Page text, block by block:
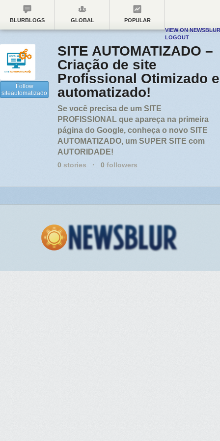
BLURBLOGS GLOBAL
POPULAR
VIEW ON NEWSBLUR
LOGOUT
Follow
siteautomatizado
SITE AUTOMATIZADO –
Criação de site
Profissional Otimizado e
automatizado!
Se você precisa de um SITE
PROFISSIONAL que apareça na primeira
página do Google, conheça o novo SITE
AUTOMATIZADO, um SUPER SITE com
AUTORIDADE!
0 stories · 0 followers